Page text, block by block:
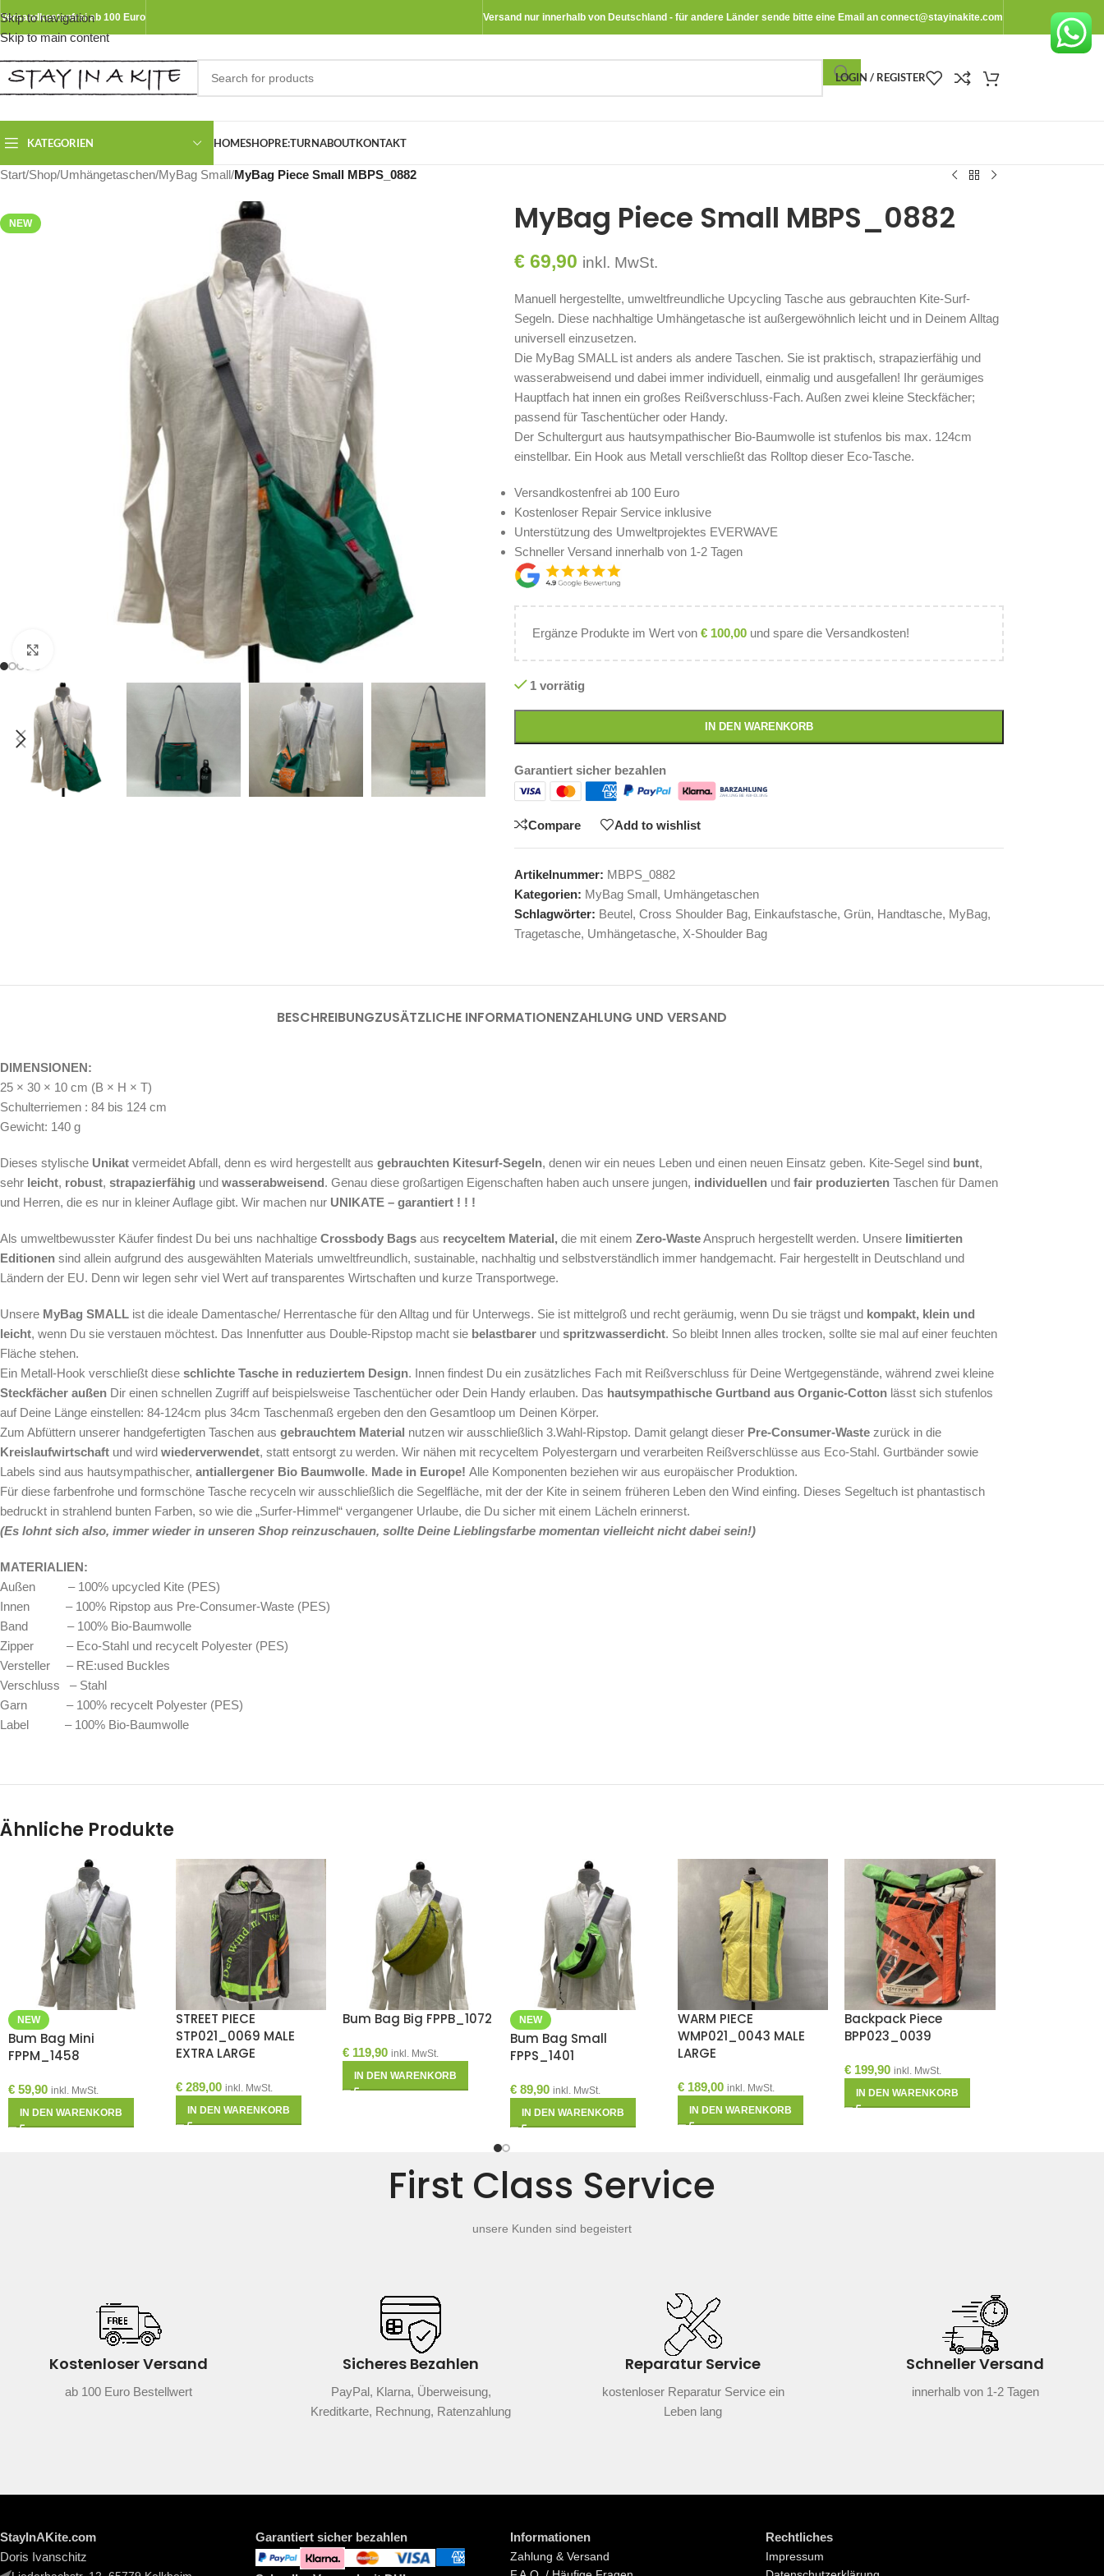
Skip to navigation
Skip to main content
Versandkostenfrei ab 100 Euro Versand nur innerhalb von Deutschland - für andere Länder sende bitte eine Email an connect@stayinakite.com
LOGIN / REGISTER
KATEGORIEN HOMESHOPRE:TURNABOUTKONTAKT
Start/Shop/Umhängetaschen/MyBag Small/MyBag Piece Small MBPS_0882
NEW MyBag Piece Small MBPS_0882
€69,90 inkl. MwSt.
Manuell hergestellte, umweltfreundliche Upcycling Tasche aus gebrauchten Kite-Surf-
Segeln. Diese nachhaltige Umhängetasche ist außergewöhnlich leicht und in Deinem Alltag
universell einzusetzen.
Die MyBag SMALL ist anders als andere Taschen. Sie ist praktisch, strapazierfähig und
wasserabweisend und dabei immer individuell, einmalig und ausgefallen! Ihr geräumiges
Hauptfach hat innen ein großes Reißverschluss-Fach. Außen zwei kleine Steckfächer;
passend für Taschentücher oder Handy.
Der Schultergurt aus hautsympathischer Bio-Baumwolle ist stufenlos bis max. 124cm
einstellbar. Ein Hook aus Metall verschließt das Rolltop dieser Eco-Tasche.
Versandkostenfrei ab 100 Euro
Kostenloser Repair Service inklusive
Unterstützung des Umweltprojektes EVERWAVE
Schneller Versand innerhalb von 1-2 Tagen
Ergänze Produkte im Wert von €100,00und spare die Versandkosten!
1 vorrätig
IN DEN WARENKORB
Garantiert sicher bezahlen
Compare Add to wishlist
Artikelnummer: MBPS_0882
Kategorien: MyBag Small, Umhängetaschen
Schlagwörter: Beutel, Cross Shoulder Bag, Einkaufstasche, Grün, Handtasche, MyBag,
Tragetasche, Umhängetasche, X-Shoulder Bag
BESCHREIBUNGZUSÄTZLICHE INFORMATIONENZAHLUNG UND VERSAND
DIMENSIONEN:
25 × 30 × 10 cm (B × H × T)
Schulterriemen : 84 bis 124 cm
Gewicht: 140 g
Dieses stylische Unikat vermeidet Abfall, denn es wird hergestellt aus gebrauchten Kitesurf-Segeln, denen wir ein neues Leben und einen neuen Einsatz geben. Kite-Segel sind bunt,
sehr leicht, robust, strapazierfähig und wasserabweisend. Genau diese großartigen Eigenschaften haben auch unsere jungen, individuellen und fair produzierten Taschen für Damen
und Herren, die es nur in kleiner Auflage gibt. Wir machen nur UNIKATE – garantiert ! ! !
Als umweltbewusster Käufer findest Du bei uns nachhaltige Crossbody Bags aus recyceltem Material, die mit einem Zero-WasteAnspruch hergestellt werden. Unsere limitierten
Editionen sind allein aufgrund des ausgewählten Materials umweltfreundlich, sustainable, nachhaltig und selbstverständlich immer handgemacht. Fair hergestellt in Deutschland und
Ländern der EU. Denn wir legen sehr viel Wert auf transparentes Wirtschaften und kurze Transportwege.
Unsere MyBag SMALL ist die ideale Damentasche/ Herrentasche für den Alltag und für Unterwegs. Sie ist mittelgroß und recht geräumig, wenn Du sie trägst und kompakt, klein und
leicht, wenn Du sie verstauen möchtest. Das Innenfutter aus Double-Ripstop macht sie belastbarer und spritzwasserdicht. So bleibt Innen alles trocken, sollte sie mal auf einer feuchten
Fläche stehen.
Ein Metall-Hook verschließt diese schlichte Tasche in reduziertem Design. Innen findest Du ein zusätzliches Fach mit Reißverschluss für Deine Wertgegenstände, während zwei kleine
Steckfächer außen Dir einen schnellen Zugriff auf beispielsweise Taschentücher oder Dein Handy erlauben. Das hautsympathische Gurtband aus Organic-Cotton lässt sich stufenlos
auf Deine Länge einstellen: 84-124cm plus 34cm Taschenmaß ergeben den den Gesamtloop um Deinen Körper.
Zum Abfüttern unserer handgefertigten Taschen aus gebrauchtem Material nutzen wir ausschließlich 3.Wahl-Ripstop. Damit gelangt dieser Pre-Consumer-Waste zurück in die
Kreislaufwirtschaft und wird wiederverwendet, statt entsorgt zu werden. Wir nähen mit recyceltem Polyestergarn und verarbeiten Reißverschlüsse aus Eco-Stahl. Gurtbänder sowie
Labels sind aus hautsympathischer, antiallergener Bio Baumwolle. Made in Europe! Alle Komponenten beziehen wir aus europäischer Produktion.
Für diese farbenfrohe und formschöne Tasche recyceln wir ausschließlich die Segelfläche, mit der der Kite in seinem früheren Leben den Wind einfing. Dieses Segeltuch ist phantastisch
bedruckt in strahlend bunten Farben, so wie die „Surfer-Himmel“ vergangener Urlaube, die Du sicher mit einem Lächeln erinnerst.
(Es lohnt sich also, immer wieder in unseren Shop reinzuschauen, sollte Deine Lieblingsfarbe momentan vielleicht nicht dabei sein!)
MATERIALIEN:
Außen – 100% upcycled Kite (PES)
Innen – 100% Ripstop aus Pre-Consumer-Waste (PES)
Band – 100% Bio-Baumwolle
Zipper – Eco-Stahl und recycelt Polyester (PES)
Versteller – RE:used Buckles
Verschluss – Stahl
Garn – 100% recycelt Polyester (PES)
Label – 100% Bio-Baumwolle
Ähnliche Produkte
NEW
Bum Bag Mini
FPPM_1458
€ 59,90 inkl. MwSt.
IN DEN WARENKORB
STREET PIECE
STP021_0069 MALE
EXTRA LARGE
€289,00 inkl. MwSt.
IN DEN WARENKORB
Bum Bag Big FPPB_1072
€ 119,90 inkl. MwSt.
IN DEN WARENKORB
NEW
Bum Bag Small
FPPS_1401
€89,90 inkl. MwSt.
IN DEN WARENKORB
WARM PIECE
WMP021_0043 MALE
LARGE
€189,00 inkl. MwSt.
IN DEN WARENKORB
Backpack Piece
BPP023_0039
€ 199,90 inkl. MwSt.
IN DEN WARENKORB
First Class Service
unsere Kunden sind begeistert
Kostenloser Versand
ab 100 Euro Bestellwert
Sicheres Bezahlen
PayPal, Klarna, Überweisung,
Kreditkarte, Rechnung, Ratenzahlung
Reparatur Service
kostenloser Reparatur Service ein
Leben lang
Schneller Versand
innerhalb von 1-2 Tagen
StayInAKite.com
Doris Ivanschitz
Garantiert sicher bezahlen Informationen
Zahlung & Versand
Rechtliches
Impressum